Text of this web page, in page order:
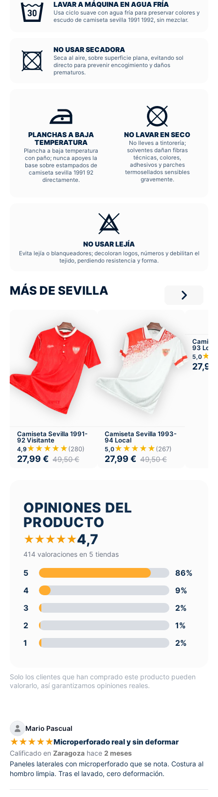
LAVAR A MÁQUINA EN AGUA FRÍA
Usa ciclo suave con agua fría para preservar colores y
escudo de camiseta sevilla 1991 1992, sin mezclar.
NO USAR SECADORA
Seca al aire, sobre superficie plana, evitando sol
directo para prevenir encogimiento y daños
prematuros.
PLANCHAS A BAJA
TEMPERATURA
Plancha a baja temperatura
con paño; nunca apoyes la
base sobre estampados de
camiseta sevilla 1991 92
directamente.
NO LAVAR EN SECO
No lleves a tintorería;
solventes dañan fibras
técnicas, colores,
adhesivos y parches
termosellados sensibles
gravemente.
NO USAR LEJÍA
Evita lejía o blanqueadores; decoloran logos, números y debilitan el
tejido, perdiendo resistencia y forma.
MÁS DE SEVILLA
Camiseta Sevilla 1991-
92 Visitante
4,9 ★★★★★(280)
27,99 € 49,50€
Camiseta Sevilla 1993-
94 Local
5,0★★★★★(267)
27,99 € 49,50€
93
5,0
27,99
OPINIONES DEL
PRODUCTO
★★★★★4,7
414 valoraciones en 5 tiendas
5
86%
4
9%
3
2%
2
1%
1
2%
Solo los clientes que han comprado este producto pueden
valorarlo, así garantizamos opiniones reales.
Mario Pascual
★★★★★Microperforado real y sin deformar
Calificado en Zaragoza hace 2 meses
Paneles laterales con microperforado que se nota. Costura al
hombro limpia. Tras el lavado, cero deformación.